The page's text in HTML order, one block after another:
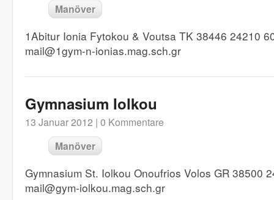
Manöver
1Abitur Ionia Fytokou & Voutsa TK 38446 24210
mail@1gym-n-ionias.mag.sch.gr
Gymnasium Iolkou
13 Januar 2012 | 0 Kommentare
Manöver
Gymnasium St. Iolkou Onoufrios Volos GR 38500
mail@gym-iolkou.mag.sch.gr